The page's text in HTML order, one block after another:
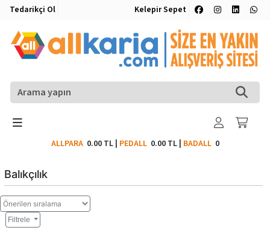
Tedarikçi Ol Kelepir Sepet
ALLPARA 0.00 TL| PEDALL 0.00 TL| BADALL0
Balıkçılık
Filtrele